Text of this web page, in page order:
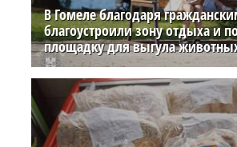
В Гомеле благодаря
благоустроили зону отдыха и
площадку для выгула